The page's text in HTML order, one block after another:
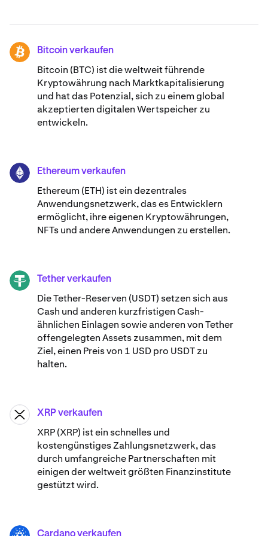
BTC Bitcoin verkaufen
Bitcoin (BTC) ist die weltweit führende
Kryptowährung nach Marktkapitalisierung
und hat das Potenzial, sich zu einem global
akzeptierten digitalen Wertspeicher zu
entwickeln.
ETH Ethereum verkaufen
Ethereum (ETH) ist ein dezentrales
Anwendungsnetzwerk, das es Entwicklern
ermöglicht, ihre eigenen Kryptowährungen,
NFTs und andere Anwendungen zu erstellen.
USDT Tether verkaufen
Die Tether-Reserven (USDT) setzen sich aus
Cash und anderen kurzfristigen Cash-
ähnlichen Einlagen sowie anderen von Tether
offengelegten Assets zusammen, mit dem
Ziel, einen Preis von 1 USD pro USDT zu
halten.
XRP XRP verkaufen
XRP (XRP) ist ein schnelles und
kostengünstiges Zahlungsnetzwerk, das
durch umfangreiche Partnerschaften mit
einigen der weltweit größten Finanzinstitute
gestützt wird.